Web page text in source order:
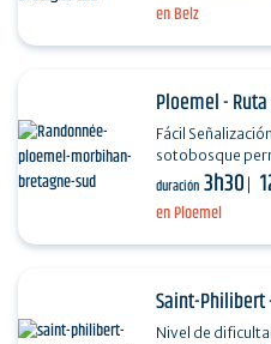
en Belz
en Ploemel
Ploemel -
Fácil Señalización amarilla Los senderos del
sotobosque
Bogad (lago,
duración 3h30
Saint-Philibert
Nivel de dificultad: Fácil